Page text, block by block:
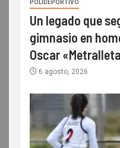
POLIDEPORTIVO
Un legado que
gimnasio en
Oscar
6 agosto, 2026